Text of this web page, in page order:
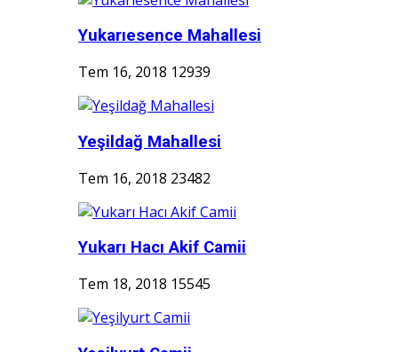
Yukarıesence Mahallesi
Tem 16, 2018 12939
Yeşildağ Mahallesi
Tem 16, 2018 23482
Yukarı Hacı Akif Camii
Tem 18, 2018 15545